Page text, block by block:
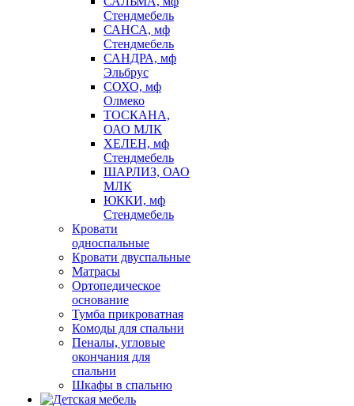
Стендмебель
САНСА, мф
Стендмебель
САНДРА, мф
Эльбрус
СОХО, мф
Олмеко
ТОСКАНА,
ОАО МЛК
ХЕЛЕН, мф
Стендмебель
ШАРЛИЗ, ОАО
МЛК
ЮККИ, мф
Стендмебель
Кровати
односпальные
Кровати двуспальные
Матрасы
Ортопедическое
основание
Тумба прикроватная
Комоды для спальни
Пеналы, угловые
окончания для
спальни
Шкафы в спальню